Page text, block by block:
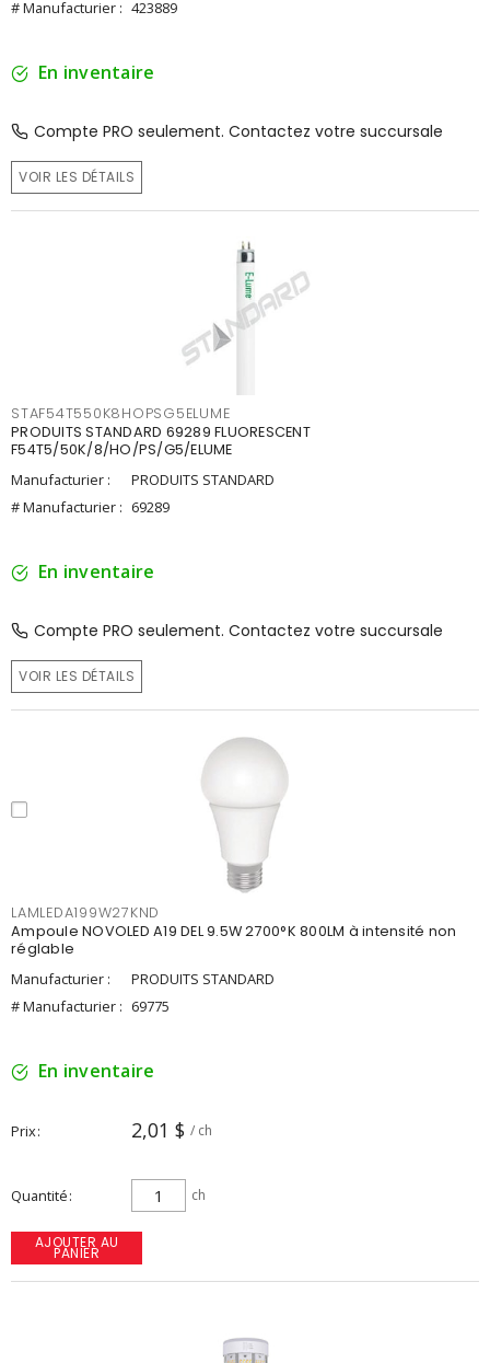
# Manufacturier : 423889
En inventaire
Compte PRO seulement. Contactez votre succursale
VOIR LES DÉTAILS
STAF54T550K8HOPSG5ELUME
PRODUITS STANDARD 69289 FLUORESCENT
F54T5/50K/8/HO/PS/G5/ELUME
Manufacturier :
PRODUITS STANDARD
# Manufacturier : 69289
En inventaire
Compte PRO seulement. Contactez votre succursale
VOIR LES DÉTAILS
LAMLEDA199W27KND
Ampoule NOVOLED A19 DEL 9.5W 2700°K 800LM à intensité non
réglable
Manufacturier :
PRODUITS STANDARD
# Manufacturier : 69775
En inventaire
Prix 2,01 $ / ch
Quantité ch
AJOUTER AU
PANIER